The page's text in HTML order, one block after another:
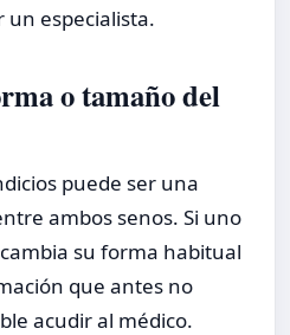
un especialista.
o tamaño del
puede ser una
ambos senos. Si uno
su forma habitual
que antes no
acudir al médico.